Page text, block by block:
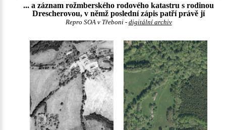
... a záznam rožmberského rodového katastru s rodinou
Drescherovou, v němž poslední zápis patří právě jí
Repro SOA v Třeboni - digitální archiv